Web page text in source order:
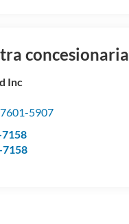
concesionaria
Inc
5907
7158